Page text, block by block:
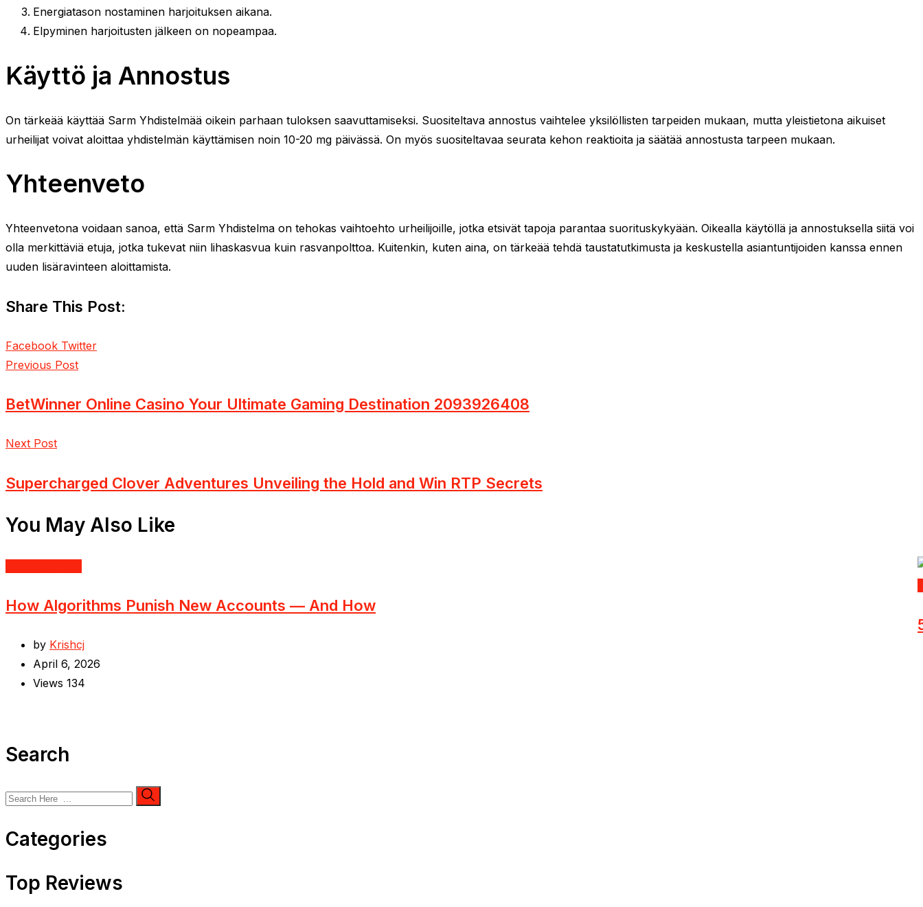
Energiatason nostaminen harjoituksen aikana.
Elpyminen harjoitusten jälkeen on nopeampaa.
Käyttö ja Annostus
On tärkeää käyttää Sarm Yhdistelmää oikein parhaan tuloksen saavuttamiseksi. Suositeltava annostus vaihtelee yksilöllisten tarpeiden mukaan, mutta yleistietona aikuiset
urheilijat voivat aloittaa yhdistelmän käyttämisen noin 10-20 mg päivässä. On myös suositeltavaa seurata kehon reaktioita ja säätää annostusta tarpeen mukaan.
Yhteenveto
Yhteenvetona voidaan sanoa, että Sarm Yhdistelma on tehokas vaihtoehto urheilijoille, jotka etsivät tapoja parantaa suorituskykyään. Oikealla käytöllä ja annostuksella siitä voi
olla merkittäviä etuja, jotka tukevat niin lihaskasvua kuin rasvanpolttoa. Kuitenkin, kuten aina, on tärkeää tehdä taustatutkimusta ja keskustella asiantuntijoiden kanssa ennen
uuden lisäravinteen aloittamista.
Share This Post:
Facebook TwitterLinkedIn
Pinterest
Previous Post
BetWinner Online Casino Your Ultimate Gaming Destination 2093926408
Next Post
Supercharged Clover Adventures Unveiling the Hold and Win RTP Secrets
You May Also Like
How Algorithms Punish New Accounts — And How
by Krishcj
April 6, 2026
Views 134
Search
Categories
Top Reviews